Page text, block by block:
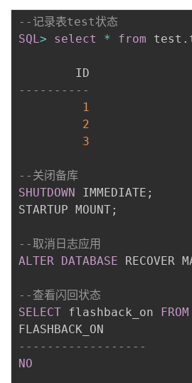
--记录表test状态
SQL> select * from test .
----------
1
2
3
--关闭备库
SHUTDOWN
IMMEDIATE ;
STARTUP MOUNT;
--取消日志应用
ALTER
DATABASE RECOVER
--查看闪回状态
SELECT flashback_on FROM
------------------
NO